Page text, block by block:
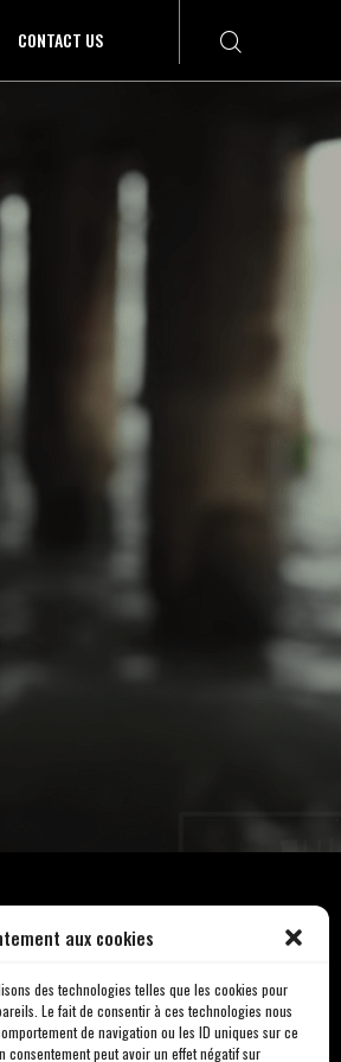
aux cookies
des technologies telles que les cookies pour
Le fait de consentir à ces technologies nous
de navigation ou les ID uniques sur ce
consentement peut avoir un effet négatif sur
CONTACT US